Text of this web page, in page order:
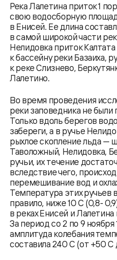
Река Лалетина приток 1
свою водосборную
в Енисей. Ее длина
в самой широкой части
Нелидовка приток
к бассейну реки Базаиха,
к реке Слизнево,
Лалетино.
Во время проведения
реки заповедника не
Только вдоль берегов
забереги, а в ручье
рыхлое скопление льда —
Таволожный, Нелидовка,
ручьи, их течение
вследствие чего,
перемешивание вод и
Температура этих ручьев
правило, ниже 10 C (0,8-
в реках Енисей и
За период со 2 по 9 ноября
амплитуда колебания
составила 240 С (от +50 С